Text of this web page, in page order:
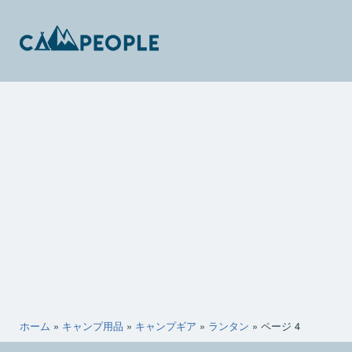
キ
ホーム » キャンプ用品 » キャンプギア » ランタン » ページ 4